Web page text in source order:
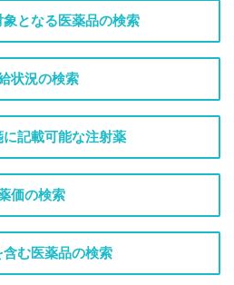
となる医薬品の検索
状況の検索
に記載可能な注射薬
価の検索
含む医薬品の検索